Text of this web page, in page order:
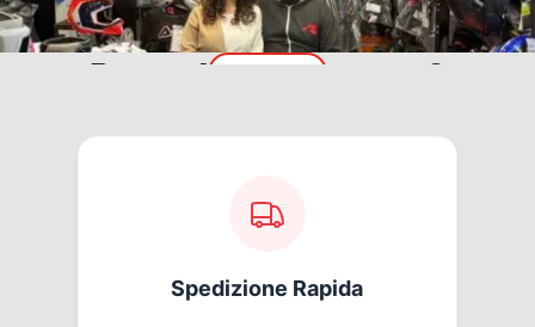
Perchè Acquistare da noi?
Spedizione Rapida